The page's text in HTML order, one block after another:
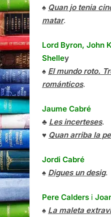
♠ Quan jo tenia
matar.
Lord Byron, John
Shelley
♠ El mundo roto.
románticos.
Jaume Cabré
♣ Les incerteses.
♥ Quan arriba la
Jordi Cabré
♠ Digues un desig.
Pere Calders i
♠ La maleta